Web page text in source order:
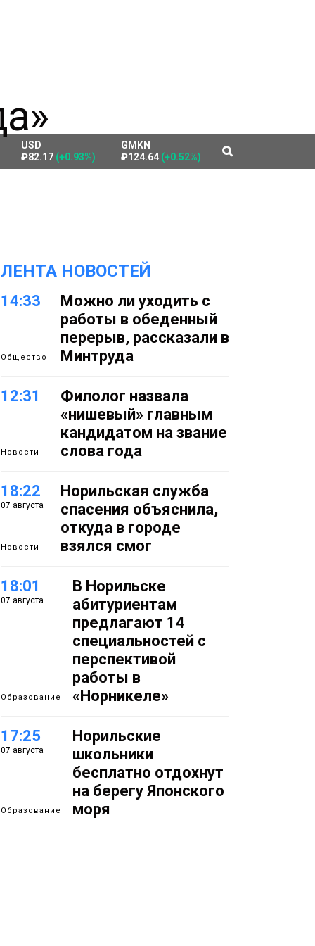
USD
₽82.17 (+0.93%)
GMKN
₽124.64 (+0.52%)
ЛЕНТА НОВОСТЕЙ
14:33
Общество
Можно ли уходить с
работы в обеденный
перерыв, рассказали в
Минтруда
12:31
Новости
Филолог назвала
«нишевый» главным
кандидатом на звание
слова года
18:22
07 августа
Новости
Норильская служба
спасения объяснила,
откуда в городе
взялся смог
18:01
07 августа
Образование
В Норильске
абитуриентам
предлагают 14
специальностей с
перспективой
работы в
«Норникеле»
17:25
07 августа
Образование
Норильские
школьники
бесплатно отдохнут
на берегу Японского
моря